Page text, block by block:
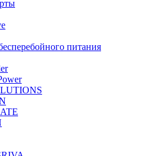
питания